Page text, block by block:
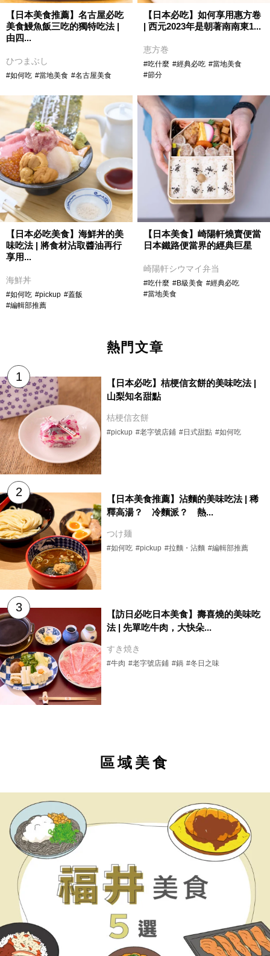
【日本美食推薦】名古屋必吃
美食鰻魚飯三吃的獨特吃法 |
由四...
ひつまぶし
#如何吃 #當地美食 #名古屋美食
【日本必吃】如何享用惠方卷
| 西元2023年是朝著南南東1...
恵方巻
#吃什麼 #經典必吃 #當地美食
#節分
【日本必吃美食】海鮮丼的美
味吃法 | 將食材沾取醬油再行
享用...
海鮮丼
#如何吃 #pickup #蓋飯
#編輯部推薦
【日本美食】崎陽軒燒賣便當
日本鐵路便當界的經典巨星
崎陽軒シウマイ弁当
#吃什麼 #B級美食 #經典必吃
#當地美食
熱門文章
【日本必吃】桔梗信玄餅的美味吃法 |
山梨知名甜點
桔梗信玄餅
#pickup #老字號店鋪 #日式甜點 #如何吃
【日本美食推薦】沾麵的美味吃法 | 稀
釋高湯？ 冷麵派？ 熱...
つけ麺
#如何吃 #pickup #拉麵・沾麵 #編輯部推薦
【訪日必吃日本美食】壽喜燒的美味吃
法 | 先單吃牛肉，大快朵...
すき焼き
#牛肉 #老字號店鋪 #鍋 #冬日之味
區域美食